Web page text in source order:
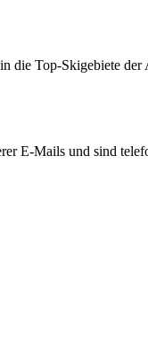
die Top-Skigebiete
E-Mails und sind